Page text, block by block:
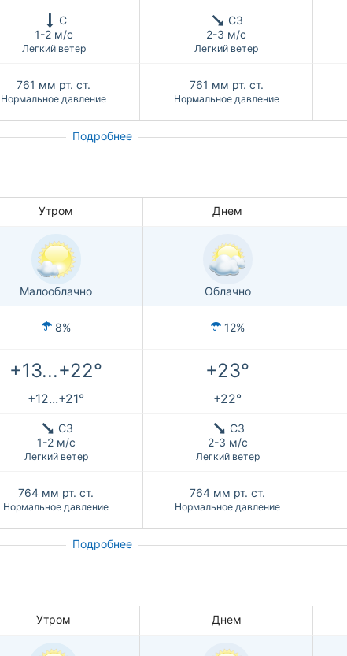
С
1-2 м/с
Легкий ветер
СЗ
2-3 м/с
Легкий ветер
761 мм рт. ст.
Нормальное давление
761 мм рт. ст.
Нормальное давление
Подробнее
Утром Днем
Малооблачно Облачно
8% 12%
+13...+22° +23°
+12...+21° +22°
СЗ
1-2 м/с
Легкий ветер
СЗ
2-3 м/с
Легкий ветер
764 мм рт. ст.
Нормальное давление
764 мм рт. ст.
Нормальное давление
Подробнее
Утром Днем